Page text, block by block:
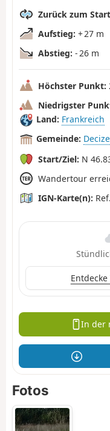
Zurück zum
Aufstieg: + 27 m
Abstieg: - 26 m
Höchster Punkt:
Niedrigster
Land: Frankreich
Gemeinde: Decize
Start/Ziel: N
Wandertour
IGN-Karte(n):
In der
Fotos